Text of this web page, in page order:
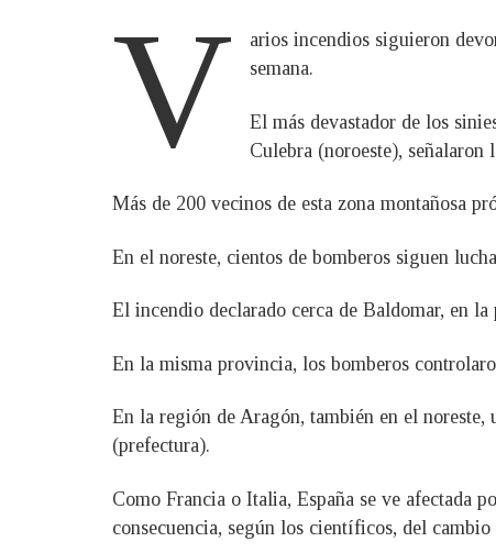
V
arios incendios siguieron
semana.
El más devastador de los
Culebra (noroeste),
Más de 200 vecinos de esta zona montañosa
En el noreste, cientos de bomberos siguen
El incendio declarado cerca de Baldomar, en
En la misma provincia, los bomberos
En la región de Aragón, también en el
(prefectura).
Como Francia o Italia, España se ve afectada
consecuencia, según los científicos, del